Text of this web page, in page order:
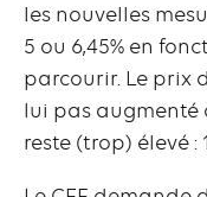
les nouvelles
5 ou 6,45% en
parcourir. Le prix
lui pas augmenté
reste (trop) élevé :